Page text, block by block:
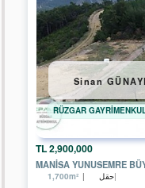
2,900,000 TL
MANISA YUNUSEMRE
حقل 1,700m²
Sinan